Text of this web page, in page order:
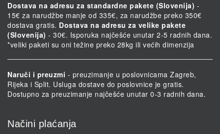
Dostava na adresu za standardne pakete (Slovenija) -
15€ za narudžbe manje od 335€, za narudžbe preko 350€
dostava gratis. Dostava na adresu za velike pakete
(Slovenija) - 30€. Isporuka najčešće unutar 2-5 radnih dana.
*veliki paketi su oni težine preko 28kg ili većih dimenzija
Naruči i preuzmi - preuzimanje u poslovnicama Zagreb,
Rijeka i Split. Usluga dostave do poslovnice je gratis.
Dostupno za preuzimanje najčešće unutar 0-3 radnih dana.
Načini plaćanja